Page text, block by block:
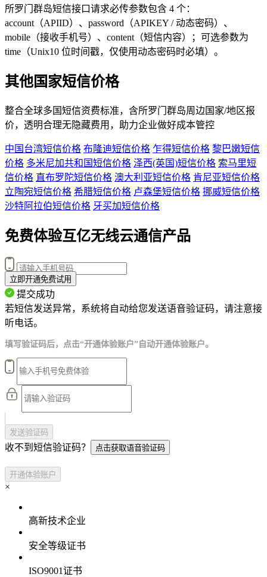
所罗门群岛短信接口请求必传参数包含 4 个：
account（APIID）、password（APIKEY / 动态密码）、
mobile（接收手机号）、content（短信内容）；可选参数为
time（Unix10 位时间戳，仅使用动态密码时必填）。
其他国家短信价格
整合全球多国短信资费标准，含所罗门群岛周边国家/地区报
价，透明合理无隐藏费用，助力企业做好成本管控
中国台湾短信价格 布隆迪短信价格 乍得短信价格 黎巴嫩短信
价格 多米尼加共和国短信价格 泽西(英国)短信价格 索马里短
信价格 直布罗陀短信价格 澳大利亚短信价格 肯尼亚短信价格
立陶宛短信价格 希腊短信价格 卢森堡短信价格 挪威短信价格
沙特阿拉伯短信价格 牙买加短信价格
免费体验互亿无线云通信产品
立即开通免费试用
提交成功
若短信发送异常，系统将自动给您发送语音验证码，请注意接
听电话。
填写验证码后，点击“开通体验账户”自动开通体验账户。
发送验证码
收不到短信验证码？ 点击获取语音验证码
开通体验账户
×
高新技术企业
安全等级证书
ISO9001证书